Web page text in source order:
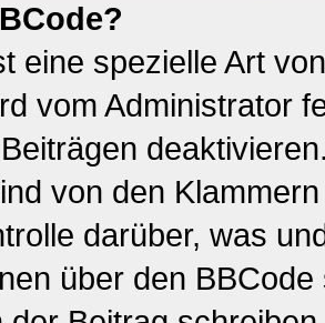
eine spezielle Art
vom Administrator
von den
darüber, was
über den